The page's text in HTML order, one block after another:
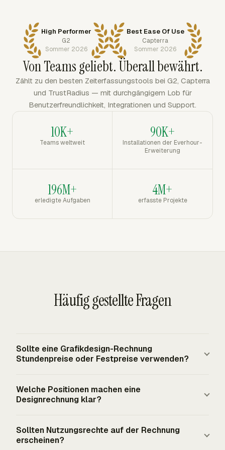
High Performer
G2
Sommer 2026
Best Ease Of Use
Capterra
Sommer 2026
Von Teams geliebt. Überall bewährt.
Zählt zu den besten Zeiterfassungstools bei G2, Capterra
und TrustRadius — mit durchgängigem Lob für
Benutzerfreundlichkeit, Integrationen und Support.
10K+
Teams weltweit
90K+
Installationen der Everhour-
Erweiterung
196M+
erledigte Aufgaben
4M+
erfasste Projekte
Häufig gestellte Fragen
Sollte eine Grafikdesign-Rechnung
Stundenpreise oder Festpreise verwenden?
Stundenpreise oder feste Projektgebühren.
Stundenpreise passen zu offenen
Produktionsunterstützung. Festpreise passen zu
definierten Ergebnissen wie einem Logo-Paket, einem
Welche Positionen machen eine
Designrechnung klar?
oder jedes einzelne Ergebnis mit Beschreibung, Menge,
Sollten Nutzungsrechte auf der Rechnung
erscheinen?